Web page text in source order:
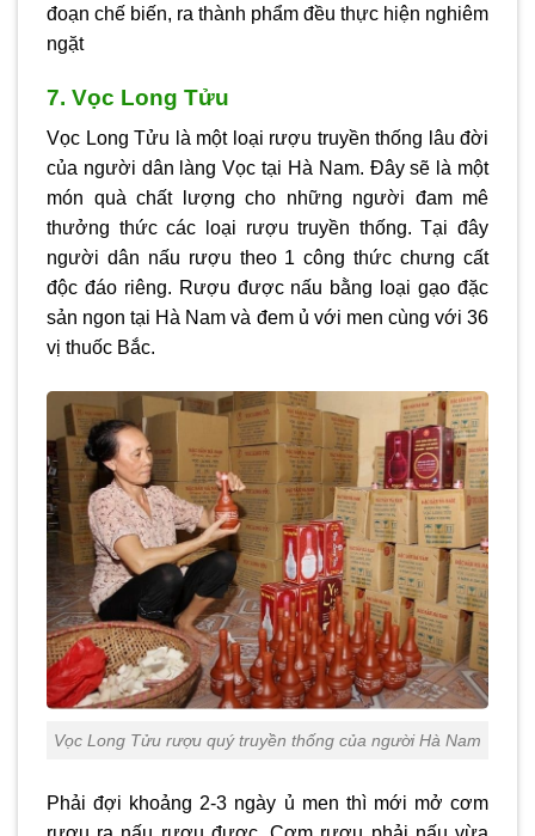
đoạn chế biến, ra thành phẩm đều thực hiện nghiêm
ngặt
7. Vọc Long Tửu
Vọc Long Tửu là một loại rượu truyền thống lâu đời
của người dân làng Vọc tại Hà Nam. Đây sẽ là một
món quà chất lượng cho những người đam mê
thưởng thức các loại rượu truyền thống. Tại đây
người dân nấu rượu theo 1 công thức chưng cất
độc đáo riêng. Rượu được nấu bằng loại gạo đặc
sản ngon tại Hà Nam và đem ủ với men cùng với 36
vị thuốc Bắc.
Vọc Long Tửu rượu quý truyền thống của người Hà Nam
Phải đợi khoảng 2-3 ngày ủ men thì mới mở cơm